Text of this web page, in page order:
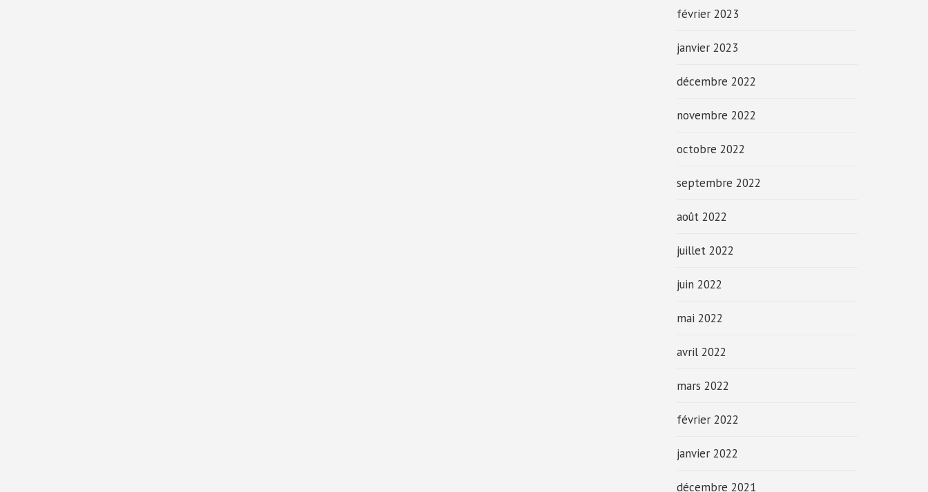
février 2023
janvier 2023
décembre 2022
novembre 2022
octobre 2022
septembre 2022
août 2022
juillet 2022
juin 2022
mai 2022
avril 2022
mars 2022
février 2022
janvier 2022
décembre 2021